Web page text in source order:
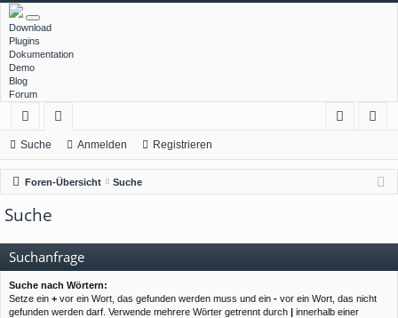
Download
Plugins
Dokumentation
Demo
Blog
Forum
ch
ne
llz
ug
rif
f
en
m
el
ist
rie
Suche Anmelden Registrieren
Foren-Übersicht Suche
Suche
Suchanfrage
Suche nach Wörtern:
Setze ein + vor ein Wort, das gefunden werden muss und ein - vor ein Wort, das nicht
gefunden werden darf. Verwende mehrere Wörter getrennt durch | innerhalb einer